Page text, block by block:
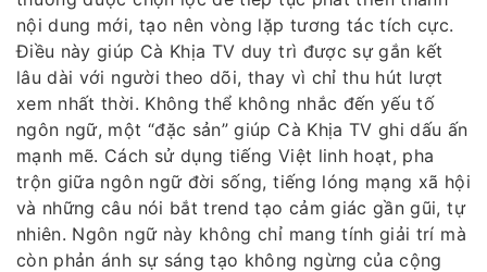
nội dung mới, tạo nên vòng lặp tương tác tích cực.
Điều này giúp Cà Khịa TV duy trì được sự gắn kết
lâu dài với người theo dõi, thay vì chỉ thu hút lượt
xem nhất thời. Không thể không nhắc đến yếu tố
ngôn ngữ, một “đặc sản” giúp Cà Khịa TV ghi dấu ấn
mạnh mẽ. Cách sử dụng tiếng Việt linh hoạt, pha
trộn giữa ngôn ngữ đời sống, tiếng lóng mạng xã hội
và những câu nói bắt trend tạo cảm giác gần gũi, tự
nhiên. Ngôn ngữ này không chỉ mang tính giải trí mà
còn phản ánh sự sáng tạo không ngừng của cộng